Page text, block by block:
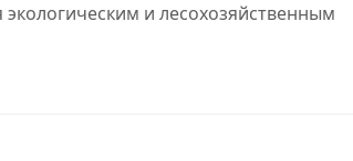
и лесохозяйственным